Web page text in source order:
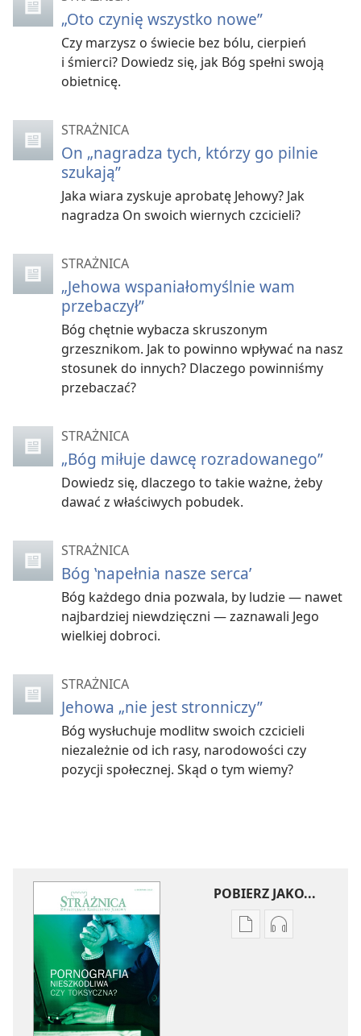
„Oto czynię wszystko nowe”
Czy marzysz o świecie bez bólu, cierpień
i śmierci? Dowiedz się, jak Bóg spełni swoją
obietnicę.
STRAŻNICA
On „nagradza tych, którzy go pilnie
szukają”
Jaka wiara zyskuje aprobatę Jehowy? Jak
nagradza On swoich wiernych czcicieli?
STRAŻNICA
„Jehowa wspaniałomyślnie wam
przebaczył”
Bóg chętnie wybacza skruszonym
grzesznikom. Jak to powinno wpływać na nasz
stosunek do innych? Dlaczego powinniśmy
przebaczać?
STRAŻNICA
„Bóg miłuje dawcę rozradowanego”
Dowiedz się, dlaczego to takie ważne, żeby
dawać z właściwych pobudek.
STRAŻNICA
Bóg ‛napełnia nasze serca’
Bóg każdego dnia pozwala, by ludzie — nawet
najbardziej niewdzięczni — zaznawali Jego
wielkiej dobroci.
STRAŻNICA
Jehowa „nie jest stronniczy”
Bóg wysłuchuje modlitw swoich czcicieli
niezależnie od ich rasy, narodowości czy
pozycji społecznej. Skąd o tym wiemy?
POBIERZ JAKO...
UstawieniaUstawienia